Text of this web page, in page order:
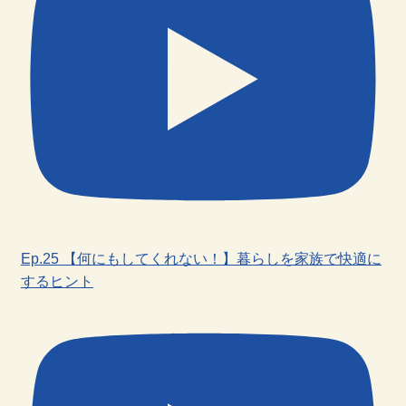
Ep.25 【何にもしてくれない！】暮らしを家族で快適に
するヒント